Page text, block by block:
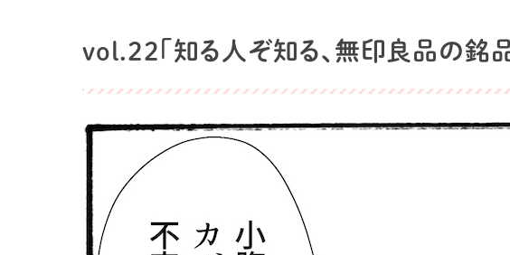
vol.22「知る人ぞ知る、無印良品の銘品